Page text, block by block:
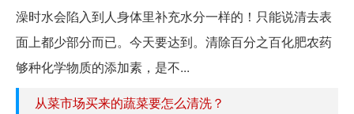
澡时水会陷入到人身体里补充水分一样的！只能说清去表
面上都少部分而已。今天要达到。清除百分之百化肥农药
够种化学物质的添加素，是不...
从菜市场买来的蔬菜要怎么清洗？